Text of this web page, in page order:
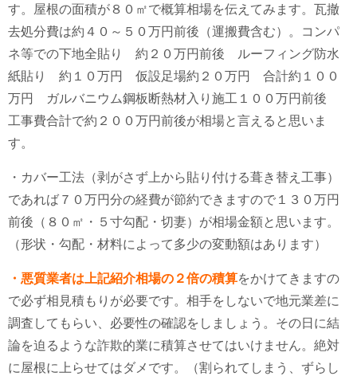
す。屋根の面積が８０㎡で概算相場を伝えてみます。瓦撤
去処分費は約４０～５０万円前後（運搬費含む）。コンパ
ネ等での下地全貼り 約２０万円前後 ルーフィング防水
紙貼り 約１０万円 仮設足場約２０万円 合計約１００
万円 ガルバニウム鋼板断熱材入り施工１００万円前後
工事費合計で約２００万円前後が相場と言えると思いま
す。
・カバー工法（剥がさず上から貼り付ける葺き替え工事）
であれば７０万円分の経費が節約できますので１３０万円
前後（８０㎡・５寸勾配・切妻）が相場金額と思います。
（形状・勾配・材料によって多少の変動額はあります）
・悪質業者は上記紹介相場の２倍の積算をかけてきますの
で必ず相見積もりが必要です。相手をしないで地元業差に
調査してもらい、必要性の確認をしましょう。その日に結
論を迫るような詐欺的業に積算させてはいけません。絶対
に屋根に上らせてはダメです。（割られてしまう、ずらし